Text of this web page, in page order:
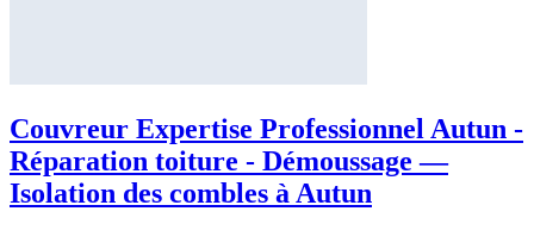
Couvreur Expertise Professionnel Autun -
Réparation toiture - Démoussage —
Isolation des combles à Autun